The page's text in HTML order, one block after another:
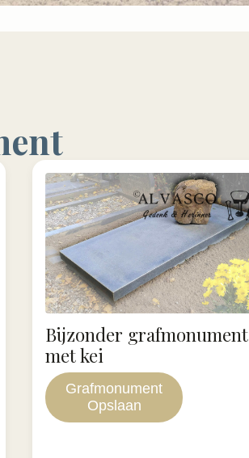
Grafmonument
Opslaan
Bijzonder grafmonument
met kei